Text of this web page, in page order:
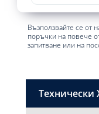
Възползвайте се от
поръчки на повече
запитване или на
Технически